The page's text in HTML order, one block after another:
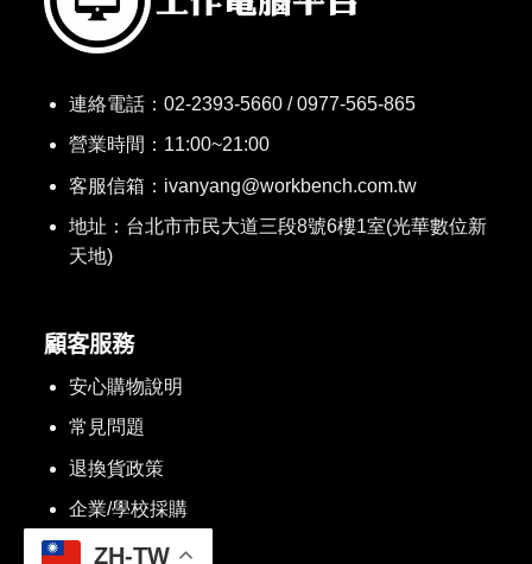
連絡電話：02-2393-5660 / 0977-565-865
營業時間：11:00~21:00
客服信箱：ivanyang@workbench.com.tw
地址：台北市市民大道三段8號6樓1室(光華數位新
天地)
顧客服務
安心購物說明
常見問題
退換貨政策
企業/學校採購
ZH-TW